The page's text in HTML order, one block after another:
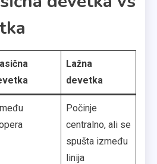
Lažna
devetka
Počinje
centralno, ali se
spušta između
linija